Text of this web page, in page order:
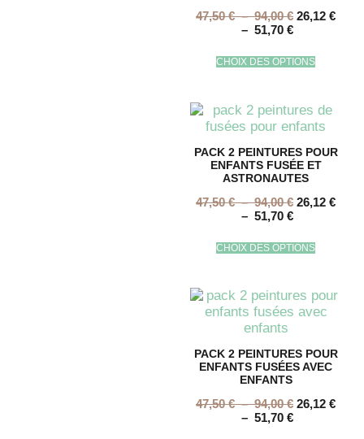
47,50€ – 94,00€ 26,12 €
– 51,70 €
CHOIX DES OPTIONS
PACK 2 PEINTURES POUR
ENFANTS FUSÉE ET
ASTRONAUTES
47,50€ – 94,00€ 26,12 €
– 51,70 €
CHOIX DES OPTIONS
PACK 2 PEINTURES POUR
ENFANTS FUSÉES AVEC
ENFANTS
47,50€ – 94,00€ 26,12 €
– 51,70 €